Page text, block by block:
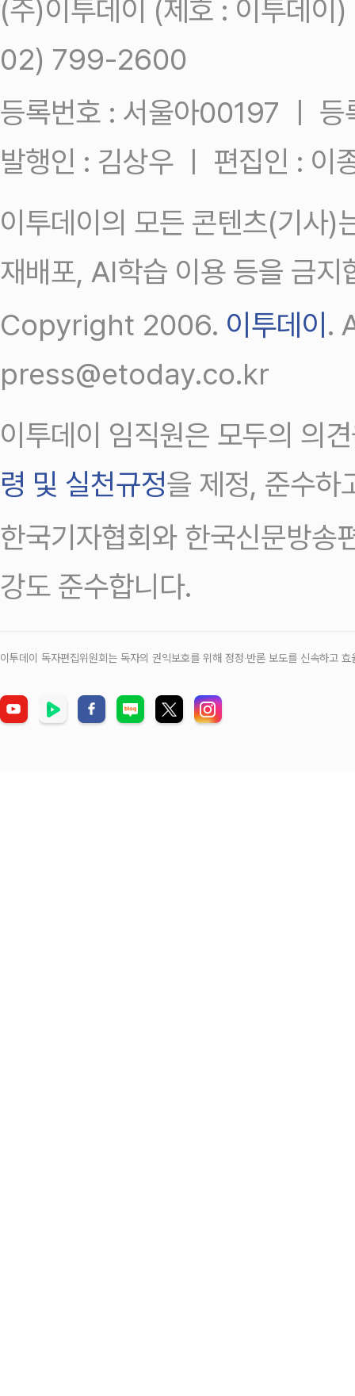
(주)이투데이 (제호 : 이투데
02) 799-2600
등록번호 : 서울아00197 ㅣ
발행인 : 김상우 ㅣ 편집인 : 이
이투데이의 모든 콘텐츠(기사)
재배포, AI학습 이용 등을 금지
Copyright 2006. 이투데이 .
press@etoday.co.kr
이투데이 임직원은 모두의 의
령 및 실천규정을 제정, 준수하
한국기자협회와 한국신문방송
강도 준수합니다.
이투데이 독자편집위원회는 독자의 권익보호를 위해 정정‧반론 보도를 신속하고